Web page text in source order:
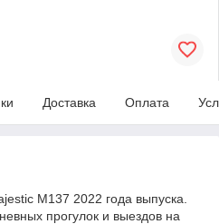
Доставка Оплата
M137 2022 года выпуска.
прогулок и выездов на